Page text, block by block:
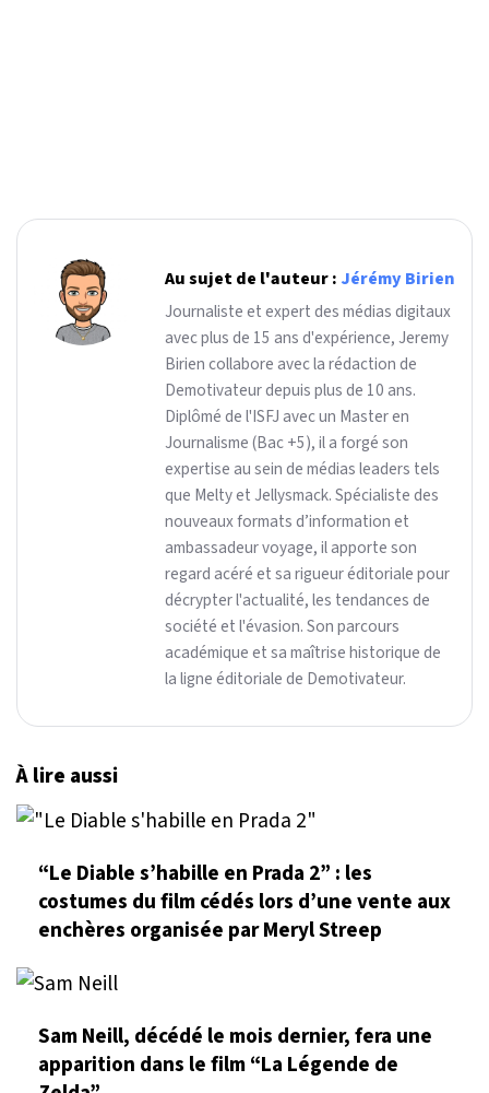
Au sujet de l'auteur : Jérémy Birien
Journaliste et expert des médias digitaux
avec plus de 15 ans d'expérience, Jeremy
Birien collabore avec la rédaction de
Demotivateur depuis plus de 10 ans.
Diplômé de l'ISFJ avec un Master en
Journalisme (Bac +5), il a forgé son
expertise au sein de médias leaders tels
que Melty et Jellysmack. Spécialiste des
nouveaux formats d’information et
ambassadeur voyage, il apporte son
regard acéré et sa rigueur éditoriale pour
décrypter l'actualité, les tendances de
société et l'évasion. Son parcours
académique et sa maîtrise historique de
la ligne éditoriale de Demotivateur.
À lire aussi
“Le Diable s’habille en Prada 2” : les
costumes du film cédés lors d’une vente aux
enchères organisée par Meryl Streep
Sam Neill, décédé le mois dernier, fera une
apparition dans le film “La Légende de